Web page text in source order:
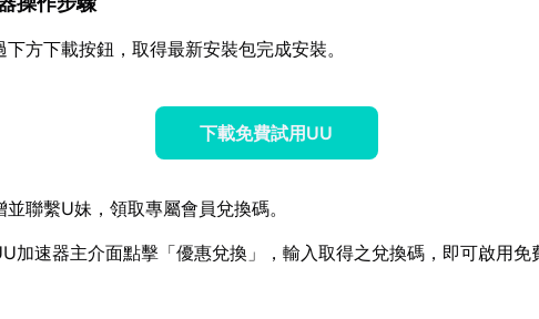
方下載按鈕，取得最新安裝包完成安裝。
下載免費試用UU
聯繫U妹，領取專屬會員兌換碼。
加速器主介面點擊「優惠兌換」，輸入取得之兌換碼，即可啟用免